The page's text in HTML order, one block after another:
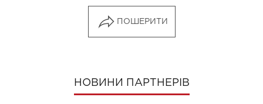
ПОШЕРИТИ
НОВИНИ ПАРТНЕРІВ